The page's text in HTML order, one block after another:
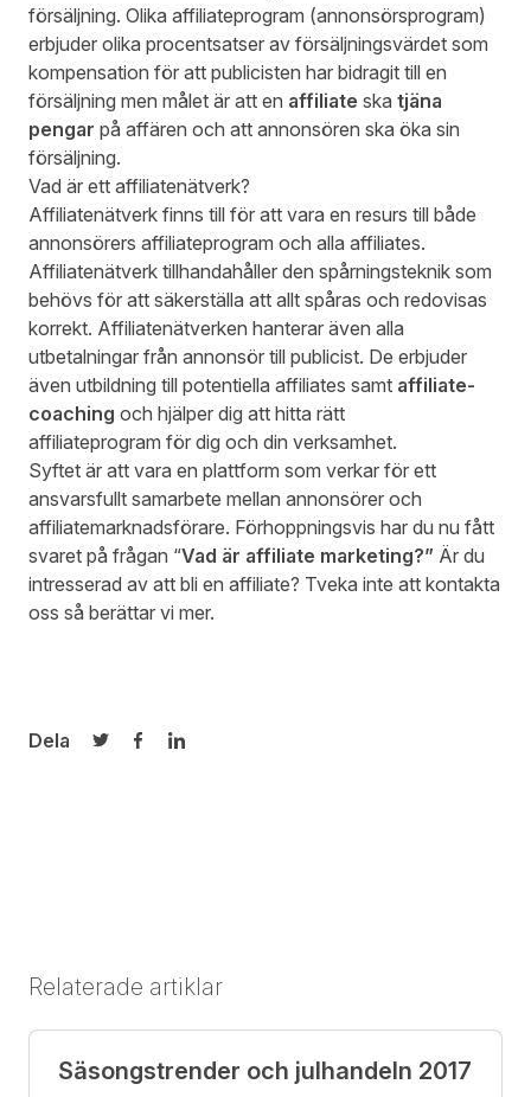
försäljning. Olika affiliateprogram (annonsörsprogram)
erbjuder olika procentsatser av försäljningsvärdet som
kompensation för att publicisten har bidragit till en
försäljning men målet är att en affiliate ska tjäna
pengar på affären och att annonsören ska öka sin
försäljning.
Vad är ett affiliatenätverk?
Affiliatenätverk finns till för att vara en resurs till både
annonsörers affiliateprogram och alla affiliates.
Affiliatenätverk tillhandahåller den spårningsteknik som
behövs för att säkerställa att allt spåras och redovisas
korrekt. Affiliatenätverken hanterar även alla
utbetalningar från annonsör till publicist. De erbjuder
även utbildning till potentiella affiliates samt affiliate-
coaching och hjälper dig att hitta rätt
affiliateprogram för dig och din verksamhet.
Syftet är att vara en plattform som verkar för ett
ansvarsfullt samarbete mellan annonsörer och
affiliatemarknadsförare. Förhoppningsvis har du nu fått
svaret på frågan “Vad är affiliate marketing?” Är du
intresserad av att bli en affiliate? Tveka inte att kontakta
oss så berättar vi mer.
Dela
Dela på Twitter
Dela på Facebook
Dela på LinkedIn
Relaterade artiklar
Säsongstrender och julhandeln 2017